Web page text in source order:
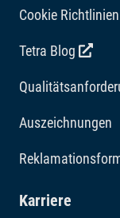
Cookie Richtlinien
Tetra Blog
Auszeichnungen
Karriere